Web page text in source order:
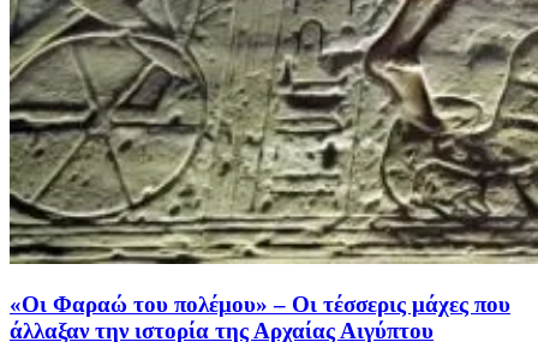
«Οι Φαραώ του πολέμου» – Οι τέσσερις μάχες που
άλλαξαν την ιστορία της Αρχαίας Αιγύπτου